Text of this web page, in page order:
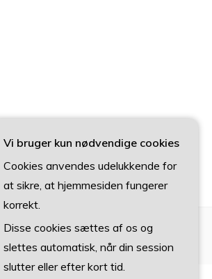
Vi bruger kun nødvendige cookies
Cookies anvendes udelukkende for
at sikre, at hjemmesiden fungerer
korrekt.
Disse cookies sættes af os og
slettes automatisk, når din session
slutter eller efter kort tid.